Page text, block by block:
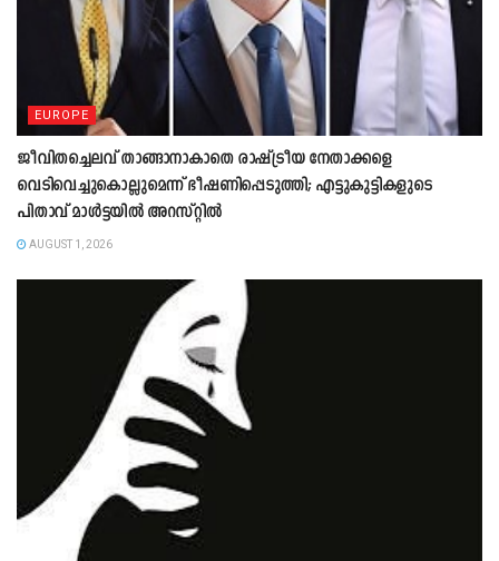
EUROPE
ജീവിതച്ചെലവ് താങ്ങാനാകാതെ രാഷ്ട്രീയ നേതാക്കളെ
വെടിവെച്ചുകൊല്ലുമെന്ന് ഭീഷണിപ്പെടുത്തി; എട്ടുകുട്ടികളുടെ
പിതാവ് മാൾട്ടയിൽ അറസ്റ്റിൽ
AUGUST 1, 2026